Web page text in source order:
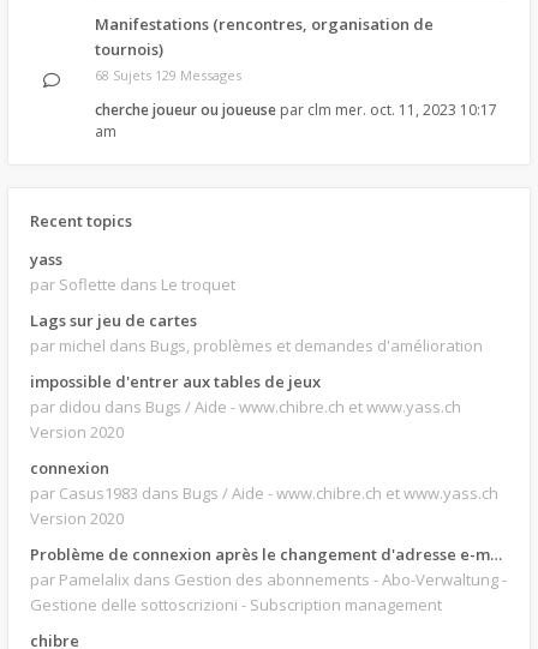
Manifestations (rencontres, organisation de
tournois)
68 Sujets 129 Messages
cherche joueur ou joueuse par clm mer. oct. 11, 2023 10:17
am
Recent topics
yass
par Soflette dans Le troquet
Lags sur jeu de cartes
par michel dans Bugs, problèmes et demandes d'amélioration
impossible d'entrer aux tables de jeux
par didou dans Bugs / Aide - www.chibre.ch et www.yass.ch
Version 2020
connexion
par Casus1983 dans Bugs / Aide - www.chibre.ch et www.yass.ch
Version 2020
Problème de connexion après le changement d'adresse e-mail.
par Pamelalix dans Gestion des abonnements - Abo-Verwaltung -
Gestione delle sottoscrizioni - Subscription management
chibre